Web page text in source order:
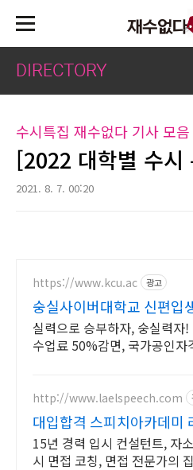
DIRECTORY
수시특집 재수없다 기사 모음
[2022 대학별 수시
2021. 8. 7. 00:20
https://www.kcu.ac 광고
숭실사이버대학교 신편입생
중!
실력으로 승부하자, 숭실력자!
수업료 50%감면, 국가공인자
이버대학교!
http://www.laelspeech.com
대입합격 스피치아카데미
15년 경력 입시 컨설턴트, 자
시 면접 코칭, 면접 전문가의